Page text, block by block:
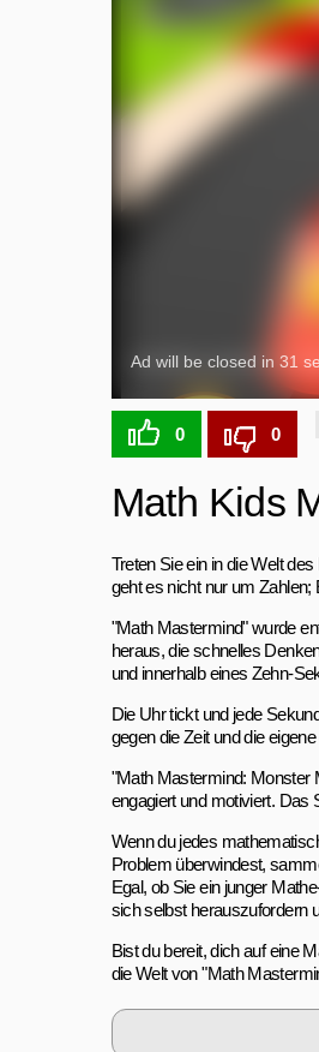
0 0
Math Kids
Treten Sie ein in die Welt
geht es nicht nur um
"Math Mastermind" wurde
heraus, die schnelles
und innerhalb eines Zehn-
Die Uhr tickt und jede
gegen die Zeit und die
"Math Mastermind: Monster
engagiert und motiviert. Das
Wenn du jedes
Problem überwindest,
Egal, ob Sie ein junger
sich selbst herauszufordern
Bist du bereit, dich auf eine
die Welt von "Math